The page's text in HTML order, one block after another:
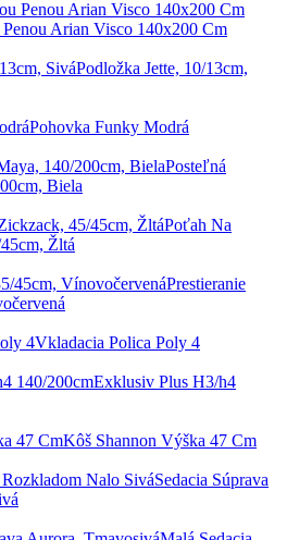
Arian Visco 140x200 Cm
Podložka Jette, 10/13cm,
Pohovka Funky Modrá
Posteľná
Biela
Poťah Na
Žltá
Prestieranie
Vkladacia Polica Poly 4
Exklusiv Plus H3/h4
Kôš Shannon Výška 47 Cm
Sedacia Súprava